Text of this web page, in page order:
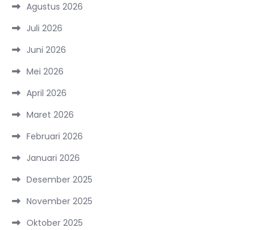
Agustus 2026
Juli 2026
Juni 2026
Mei 2026
April 2026
Maret 2026
Februari 2026
Januari 2026
Desember 2025
November 2025
Oktober 2025